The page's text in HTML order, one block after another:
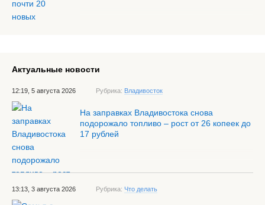
Актуальные новости
12:19, 5 августа 2026 Рубрика: Владивосток
На заправках Владивостока снова
подорожало топливо – рост от 26 копеек до
17 рублей
13:13, 3 августа 2026 Рубрика: Что делать